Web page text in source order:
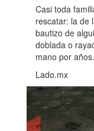
Casi toda
rescatar: la de
bautizo de
doblada o
mano por años.
Lado.mx